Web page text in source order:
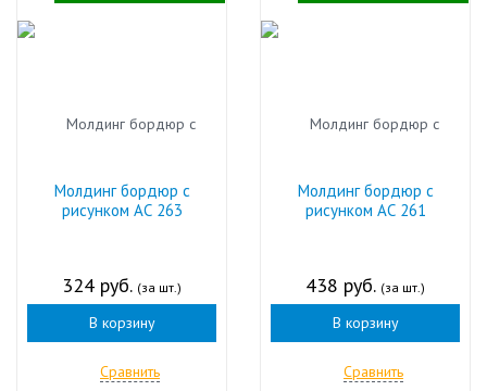
Молдинг бордюр с
рисунком АС 263
324 руб. (за шт.)
В корзину
Сравнить
Молдинг бордюр с
рисунком АС 261
438 руб. (за шт.)
В корзину
Сравнить